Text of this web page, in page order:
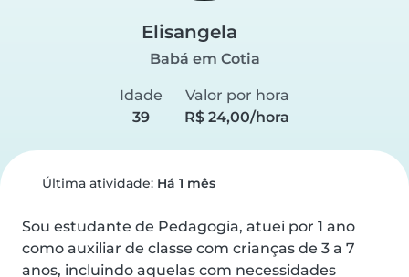
Elisangela
Babá em Cotia
Idade
39
Valor por hora
R$ 24,00/hora
Última atividade: Há 1 mês
Sou estudante de Pedagogia, atuei por 1 ano
como auxiliar de classe com crianças de 3 a 7
anos, incluindo aquelas com necessidades